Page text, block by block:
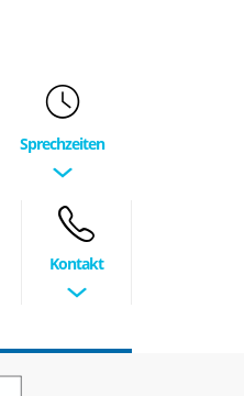
Sprechzeiten
Kontakt